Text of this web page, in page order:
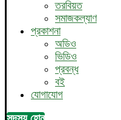
তরবিয়ত
সমাজকল্যাণ
প্রকাশনা
অডিও
ভিডিও
প্রবন্ধ
বই
যোগাযোগ